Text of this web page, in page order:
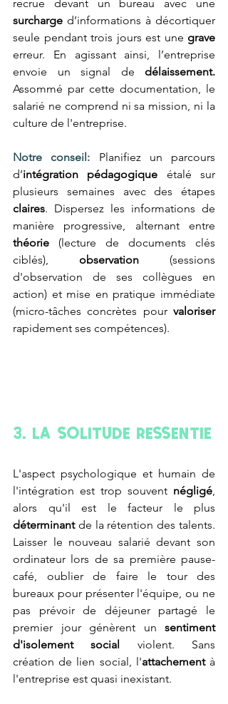
surcharge d’informations à décortiquer
seule pendant trois jours est une grave
erreur. En agissant ainsi, l’entreprise
envoie un signal de délaissement.
Assommé par cette documentation, le
salarié ne comprend ni sa mission, ni la
culture de l'entreprise.
Notre conseil:
Planifiez un parcours
d’intégration pédagogique étalé sur
claires. Dispersez les informations de
théorie (lecture de documents clés
ciblés), observation (sessions
d'observation de ses collègues en
action) et mise en pratique immédiate
(micro-tâches concrètes pour valoriser
rapidement ses compétences).
3. La solitude ressentie
L'aspect psychologique et humain de
l'intégration est trop souvent négligé,
alors qu'il est le facteur le plus
déterminant de la rétention des talents.
Laisser le nouveau salarié devant son
ordinateur lors de sa première pause-
café, oublier de faire le tour des
bureaux pour présenter l'équipe, ou ne
pas prévoir de déjeuner partagé le
premier jour génèrent un sentiment
d'isolement social violent. Sans
création de lien social, l'attachement à
l'entreprise est quasi inexistant.